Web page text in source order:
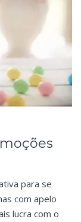
para se
com apelo
lucra com o